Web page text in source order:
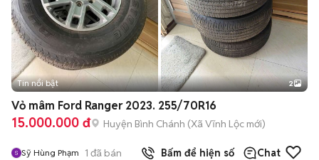
Tin nổi bật 2
Vỏ mâm Ford Ranger 2023. 255/70R16
15.000.000 đ Huyện Bình Chánh (Xã Vĩnh Lộc mới)
Sỹ Hùng Phạm 1 đã bán Bấm để hiện số Chat